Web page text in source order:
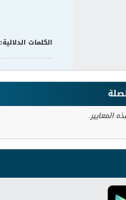
الكلمات الدلالية:
المعايير.